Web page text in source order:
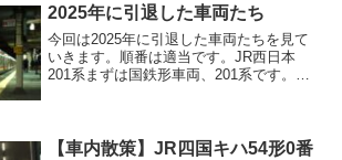
がされており、現在の運用では、キハ185
系を持て余...
2025年に引退した車両たち
今回は2025年に引退した車両たちを見て
いきます。順番は適当です。JR西日本
201系まずは国鉄形車両、201系です。
とな...
【車内散策】JR四国キハ54形0番